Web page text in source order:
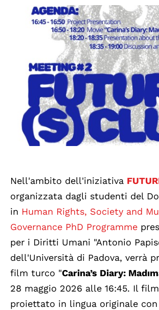
Nell'ambito dell'iniziativa
organizzata dagli studenti del
in Human Rights, Society and
Governance PhD Programme
per i Diritti Umani "Antonio
dell'Università di Padova, verrà
film turco "Carina’s Diary:
28 maggio 2026 alle 16:45. Il
proiettato in lingua originale